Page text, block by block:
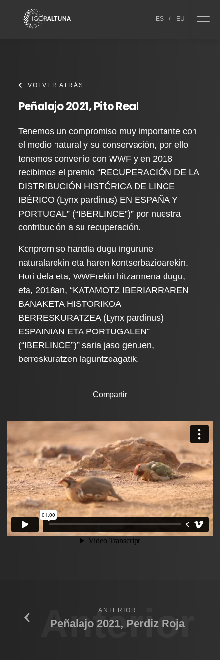
ES / EU
VOLVER ATRÁS
Peñalajo 2021, Pito Real
Tenemos un compromiso muy importante con
el medio natural y su conservación, por ello
tenemos convenio con WWF y en 2018
recibimos el premio “RECUPERACIÓN DE LA
DISTRIBUCIÓN HISTÓRICA DE LINCE
IBÉRICO (Lynx pardinus) EN ESPAÑA Y
PORTUGAL” (“IBERLINCE”)” por nuestra
contribución a su recuperación.
Konpromiso handia dugu ingurune
naturalarekin eta haren kontserbazioarekin.
Hori dela eta, WWFrekin hitzarmena dugu,
eta, 2018an, “KATAMOTZ IBERIARRAREN
BANAKETA HISTORIKOA
BERRESKURATZEA (Lynx pardinus)
ESPAINIAN ETA PORTUGALEN”
(“IBERLINCE”)” saria jaso genuen,
berreskuratzen laguntzeagatik.
Compartir
Anterior
ANTERIOR
Peñalajo 2021, Perdiz Roja